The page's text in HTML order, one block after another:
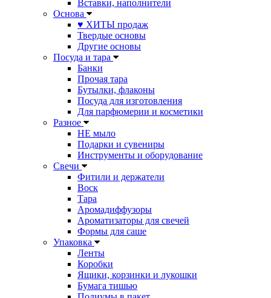
Вставки, наполнители
Основа
♥ ХИТЫ продаж
Твердые основы
Другие основы
Посуда и тара
Банки
Прочая тара
Бутылки, флаконы
Посуда для изготовления
Для парфюмерии и косметики
Разное
НЕ мыло
Подарки и сувениры
Инструменты и оборудование
Свечи
Фитили и держатели
Воск
Тара
Аромадиффузоры
Ароматизаторы для свечей
Формы для саше
Упаковка
Ленты
Коробки
Ящики, корзинки и лукошки
Бумага тишью